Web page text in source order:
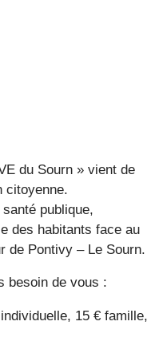
du Sourn » vient de
citoyenne.
publique,
des habitants face au
de Pontivy – Le Sourn.
besoin de vous :
15 € famille,